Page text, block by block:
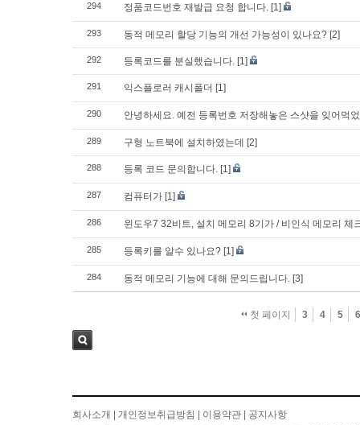
294 정품코드번호 재발급 요청 합니다. [1]
293 동적 메모리 할당 기능의 개선 가능성이 있나요? [2]
292 등록코드를 분실했습니다. [1]
291 익스플로러 캐시폴더 [1]
290 안녕하세요. 예전 등록번호 저장해놓은 스샷을 잊어먹
289 구형 노트북에 설치하였는데 [2]
288 등록 코드 문의합니다. [1]
287 컴퓨터가 [1]
286 윈도우7 32비트, 설치 메모리 8기가 / 비인식 메모리 체
285 등록키를 알수 있나요? [1]
284 동적 메모리 기능에 대해 문의드립니다. [3]
첫 페이지 3 4 5 6
회사소개 개인정보취급방침 이용약관 공지사항